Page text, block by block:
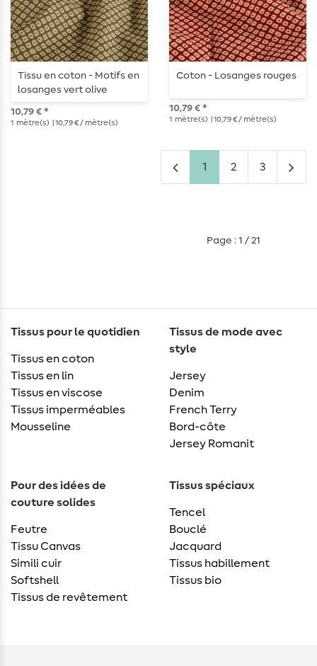
Tissu en coton - Motifs en
losanges vert olive
10,79 € *
1 mètre(s) | 10,79 € / mètre(s)
Coton - Losanges rouges
10,79 € *
1 mètre(s) | 10,79 € / mètre(s)
1 2 3
Page : 1 / 21
Tissus pour le quotidien
Tissus en coton
Tissus en lin
Tissus en viscose
Tissus imperméables
Mousseline
Tissus de mode avec
style
Jersey
Denim
French Terry
Bord-côte
Jersey Romanit
Pour des idées de
couture solides
Feutre
Tissu Canvas
Simili cuir
Softshell
Tissus de revêtement
Tissus spéciaux
Tencel
Bouclé
Jacquard
Tissus habillement
Tissus bio